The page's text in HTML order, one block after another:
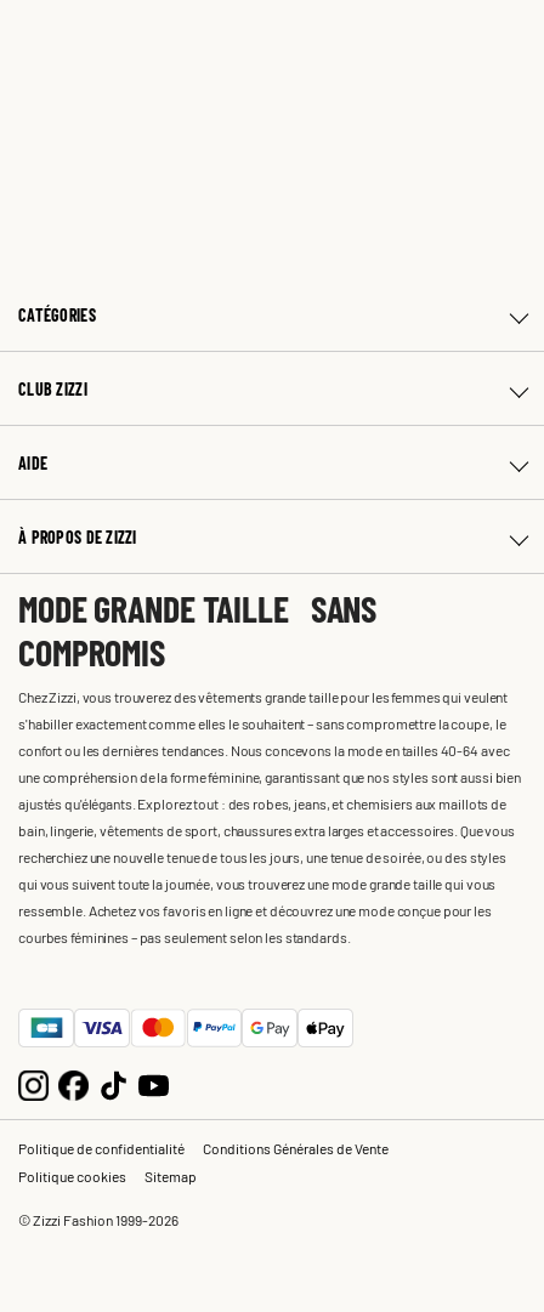
CATÉGORIES
CLUB ZIZZI
AIDE
À PROPOS DE ZIZZI
MODE GRANDE TAILLE SANS
COMPROMIS
Chez Zizzi, vous trouverez des vêtements grande taille pour les femmes qui veulent
s'habiller exactement comme elles le souhaitent – sans compromettre la coupe, le
confort ou les dernières tendances. Nous concevons la mode en tailles 40-64 avec
une compréhension de la forme féminine, garantissant que nos styles sont aussi bien
ajustés qu'élégants. Explorez tout : des robes, jeans, et chemisiers aux maillots de
bain, lingerie, vêtements de sport, chaussures extra larges et accessoires. Que vous
recherchiez une nouvelle tenue de tous les jours, une tenue de soirée, ou des styles
qui vous suivent toute la journée, vous trouverez une mode grande taille qui vous
ressemble. Achetez vos favoris en ligne et découvrez une mode conçue pour les
courbes féminines – pas seulement selon les standards.
Politique de confidentialité
Conditions Générales de Vente
Politique cookies
Sitemap
© Zizzi Fashion 1999-2026